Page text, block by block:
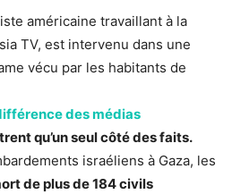
américaine travaillant à la
TV, est intervenu dans une
vécu par les habitants de
des médias
qu’un seul côté des faits.
israéliens à Gaza, les
de plus de 184 civils